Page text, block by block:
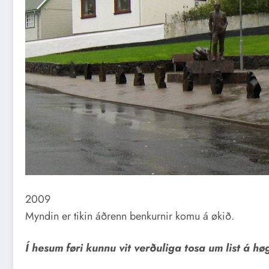
2009
Myndin er tikin áðrenn benkurnir komu á økið.
Í hesum føri kunnu vit verðuliga tosa um list á